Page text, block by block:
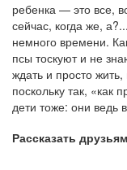
ребенка — это все,
сейчас, когда же,
немного времени.
псы тоскуют и не
ждать и просто
поскольку так,
дети тоже: они ведь
Рассказать друзьям